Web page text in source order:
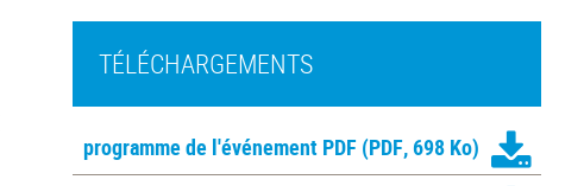
TÉLÉCHARGEMENTS
programme de l'événement PDF (PDF, 698 Ko)